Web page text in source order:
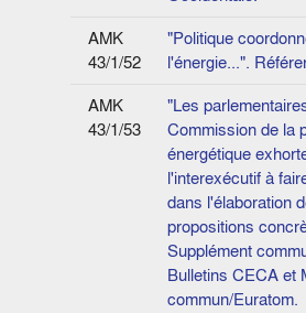
AMK
43/1/52
"Politique
l'énergie...".
AMK
43/1/53
"Les
Commission de la
énergétique
l'interexécutif à
dans l'élaboration
propositions
Supplément
Bulletins CECA et
commun/Euratom.